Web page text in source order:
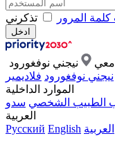
المرور تذكرني
نيجني نوفغورود
نيجني نوفغورود فلاديمير
الموارد الداخلية
الطبيب الشخصي سدو
العربية
Русский English العربية